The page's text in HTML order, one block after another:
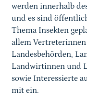
werden innerhalb
und es sind
Thema Insekten
allem
Landesbehörden,
Landwirtinnen und
sowie Interessierte
mit ein.
Datenverfuegbarkeit
Sprungmarke